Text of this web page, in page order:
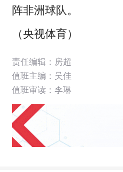
阵非洲球队。
（央视体育）
责任编辑：房超
值班主编： 吴佳
值班审读：李琳